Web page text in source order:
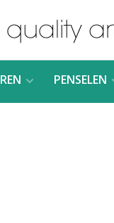
PENSELEN